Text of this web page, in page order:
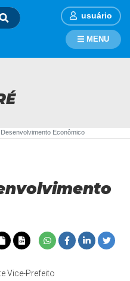
usuário
MENU
Econômico
Vice-Prefeito